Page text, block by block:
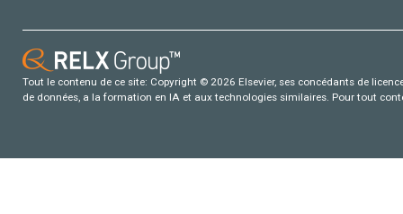
Tout le contenu de ce site: Copyright © 2026 Elsevier, ses concédants de
de données, a la formation en IA et aux technologies similaires. Pour tout